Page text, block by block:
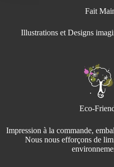
Fait
Illustrations et Designs
Eco-
Impression à la commande,
Nous nous efforçons de